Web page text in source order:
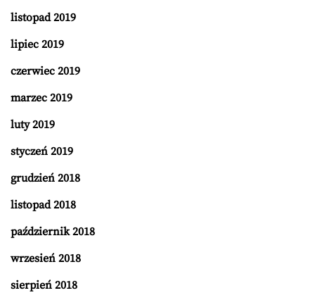
listopad 2019
lipiec 2019
czerwiec 2019
marzec 2019
luty 2019
styczeń 2019
grudzień 2018
listopad 2018
październik 2018
wrzesień 2018
sierpień 2018